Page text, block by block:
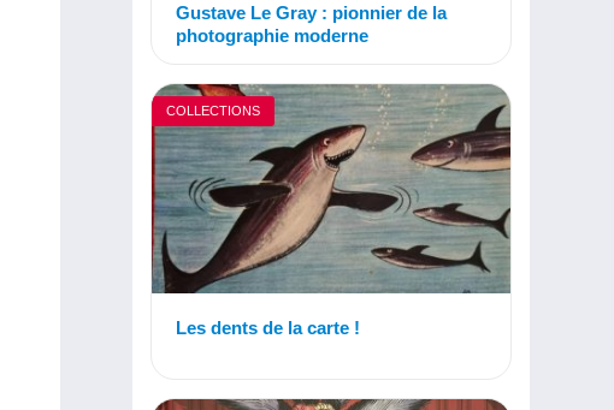
Gustave Le Gray : pionnier de la
photographie moderne
COLLECTIONS
Les dents de la carte !